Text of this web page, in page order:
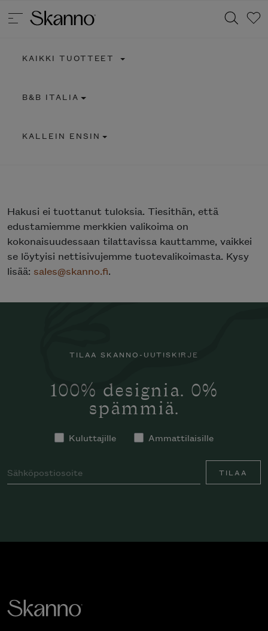
KAIKKI TUOTTEET
B&B ITALIA
KALLEIN ENSIN
Hakusi ei tuottanut tuloksia. Tiesithän, että
edustamiemme merkkien valikoima on
kokonaisuudessaan tilattavissa kauttamme, vaikkei
se löytyisi nettisivujemme tuotevalikoimasta. Kysy
lisää: sales@skanno.fi.
TILAA SKANNO-UUTISKIRJE
100% designia. 0%
spämmiä.
Kuluttajille Ammattilaisille
TILAA